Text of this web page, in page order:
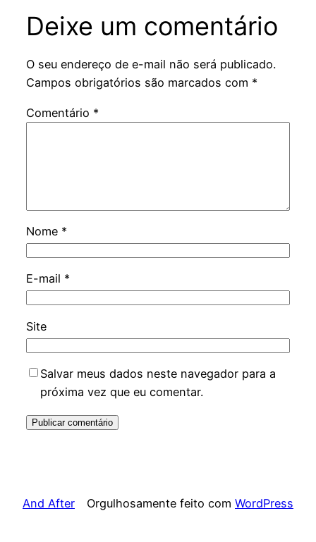
Deixe um comentário
O seu endereço de e-mail não será publicado.
Campos obrigatórios são marcados com *
Comentário *
Nome *
E-mail *
Site
Salvar meus dados neste navegador para a
próxima vez que eu comentar.
And After Orgulhosamente feito com WordPress